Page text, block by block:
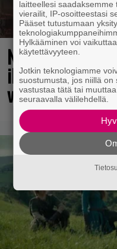
No johan
ilmestynyt
valtavasti lisää
laitteellesi saadaksemme
vierailit, IP-osoitteestasi
Pääset tutustumaan
Hylkääminen voi
käytettävyyteen.
Jotkin teknologiamme
suostumusta, jos niillä
vastustaa tätä tai
seuraavalla välilehdellä.